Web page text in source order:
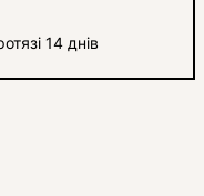
14 днів